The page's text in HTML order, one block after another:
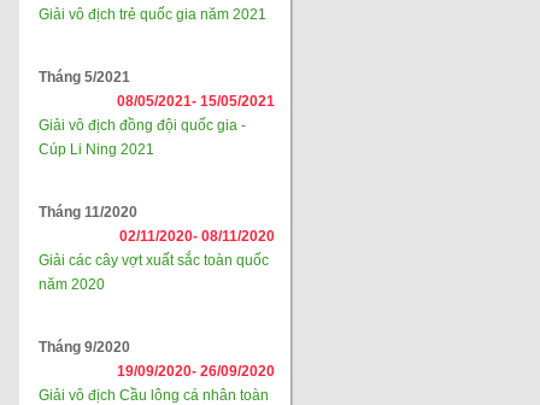
Giải vô địch trẻ quốc gia năm 2021
Tháng 5/2021
08/05/2021- 15/05/2021
Giải vô địch đồng đội quốc gia -
Cúp Li Ning 2021
Tháng 11/2020
02/11/2020- 08/11/2020
Giải các cây vợt xuất sắc toàn quốc
năm 2020
Tháng 9/2020
19/09/2020- 26/09/2020
Giải vô địch Cầu lông cá nhân toàn